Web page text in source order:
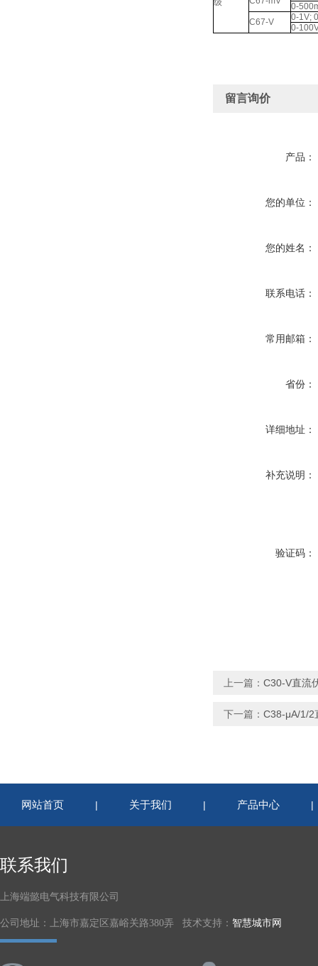
级
0-
C67-V
0-1V;
0-
留言询价
产品：
您的单位：
您的姓名：
联系电话：
常用邮箱：
省份：
详细地址：
补充说明：
验证码：
上一篇： C30-V直流
下一篇： C38-μA/1/2
网站首页 | 关于我们 | 产品中心
联系我们
上海端懿电气科技有限公司
公司地址：上海市嘉定区嘉峪关路380弄 技术支持： 智慧城市网